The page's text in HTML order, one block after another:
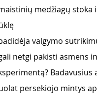
medžiagų stoka
valgymo
netgi pakisti asmens
persekiojo mintys